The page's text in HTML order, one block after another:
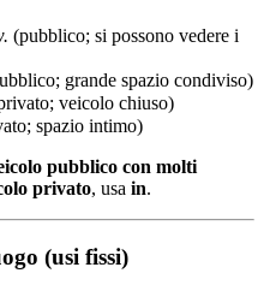
(pubblico; si possono vedere i
grande spazio condiviso)
veicolo chiuso)
spazio intimo)
pubblico con molti
privato, usa in.
(usi fissi)